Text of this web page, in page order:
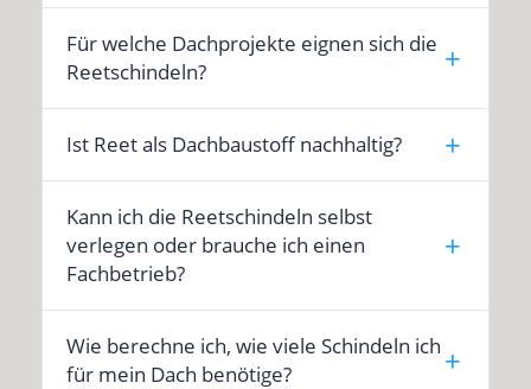
Für welche Dachprojekte eignen sich die
Reetschindeln?
Ist Reet als Dachbaustoff nachhaltig?
Kann ich die Reetschindeln selbst
verlegen oder brauche ich einen
Fachbetrieb?
Wie berechne ich, wie viele Schindeln ich
für mein Dach benötige?